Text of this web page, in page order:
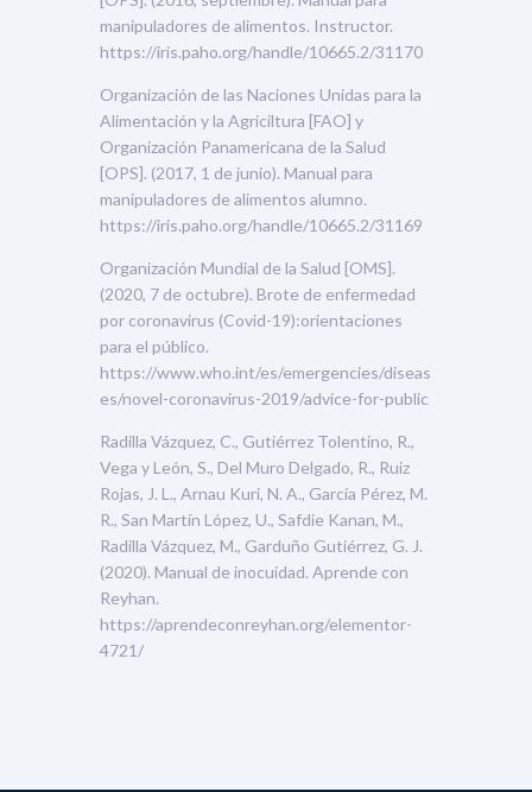
manipuladores de alimentos. Instructor.
https://iris.paho.org/handle/10665.2/31170
Organización de las Naciones Unidas para la
Alimentación y la Agriciltura [FAO] y
Organización Panamericana de la Salud
[OPS]. (2017, 1 de junio). Manual para
manipuladores de alimentos alumno.
https://iris.paho.org/handle/10665.2/31169
Organización Mundial de la Salud [OMS].
(2020, 7 de octubre). Brote de enfermedad
por coronavirus (Covid-19):orientaciones
para el público.
https://www.who.int/es/emergencies/diseas
es/novel-coronavirus-2019/advice-for-public
Radilla Vázquez, C., Gutiérrez Tolentino, R.,
Vega y León, S., Del Muro Delgado, R., Ruiz
Rojas, J. L., Arnau Kuri, N. A., García Pérez, M.
R., San Martín López, U., Safdie Kanan, M.,
Radilla Vázquez, M., Garduño Gutiérrez, G. J.
(2020). Manual de inocuidad. Aprende con
Reyhan.
https://aprendeconreyhan.org/elementor-
4721/